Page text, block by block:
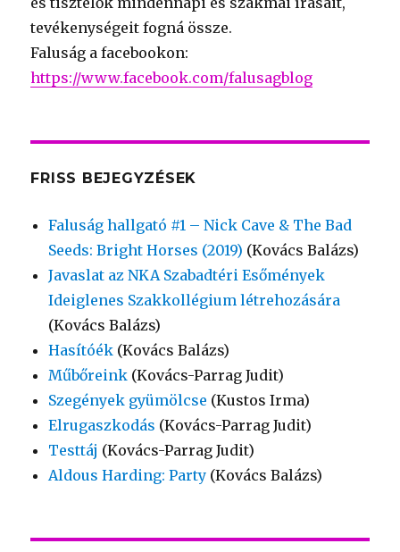
tevékenységeit fogná össze.
Faluság a facebookon:
https://www.facebook.com/falusagblog
FRISS BEJEGYZÉSEK
Faluság hallgató #1 – Nick Cave & The Bad
Seeds: Bright Horses (2019) (Kovács Balázs)
Javaslat az NKA Szabadtéri Esőmények
Ideiglenes Szakkollégium létrehozására
(Kovács Balázs)
Hasítóék (Kovács Balázs)
Műbőreink (Kovács-Parrag Judit)
Szegények gyümölcse (Kustos Irma)
Elrugaszkodás (Kovács-Parrag Judit)
Testtáj (Kovács-Parrag Judit)
Aldous Harding: Party (Kovács Balázs)